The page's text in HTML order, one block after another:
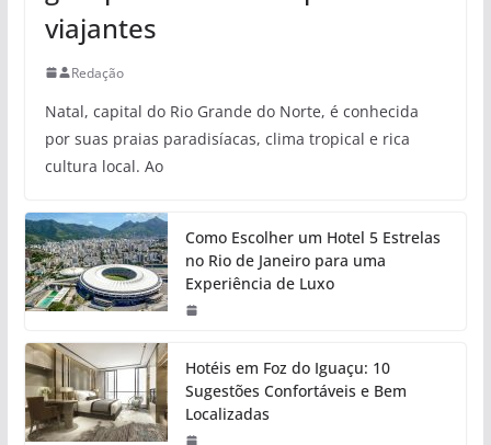
viajantes
Redação
Natal, capital do Rio Grande do Norte, é conhecida
por suas praias paradisíacas, clima tropical e rica
cultura local. Ao
Como Escolher um Hotel 5 Estrelas
no Rio de Janeiro para uma
Experiência de Luxo
Hotéis em Foz do Iguaçu: 10
Sugestões Confortáveis e Bem
Localizadas